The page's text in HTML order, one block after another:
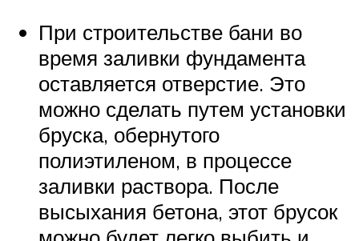
При строительстве бани во
время заливки фундамента
оставляется отверстие. Это
можно сделать путем установки
бруска, обернутого
полиэтиленом, в процессе
заливки раствора. После
высыхания бетона, этот брусок